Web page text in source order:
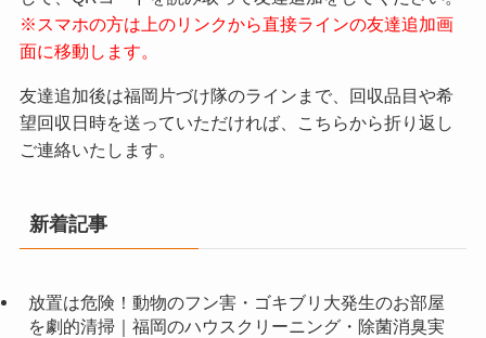
※スマホの方は上のリンクから直接ラインの友達追加画
面に移動します。
友達追加後は福岡片づけ隊のラインまで、回収品目や希
望回収日時を送っていただければ、こちらから折り返し
ご連絡いたします。
新着記事
放置は危険！動物のフン害・ゴキブリ大発生のお部屋
を劇的清掃｜福岡のハウスクリーニング・除菌消臭実